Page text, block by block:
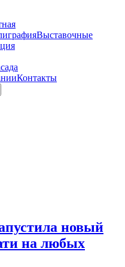
Выставочные
Контакты
новый
на любых